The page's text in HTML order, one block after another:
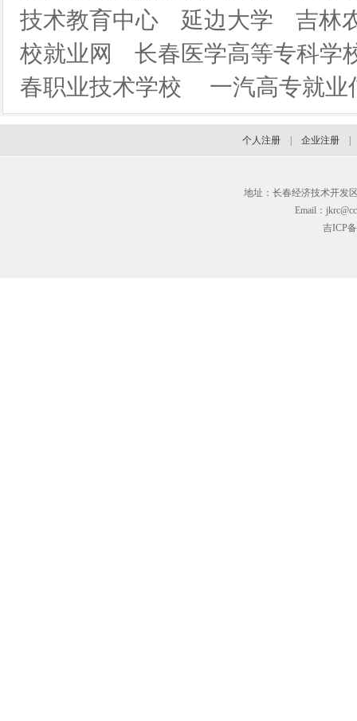
技术教育中心
延边大学
吉林
校就业网
长春医学高等专科学
春职业技术学校
一汽高专就业
个人注册 企业注册
地址：长春经济技术开发
Email：
吉ICP